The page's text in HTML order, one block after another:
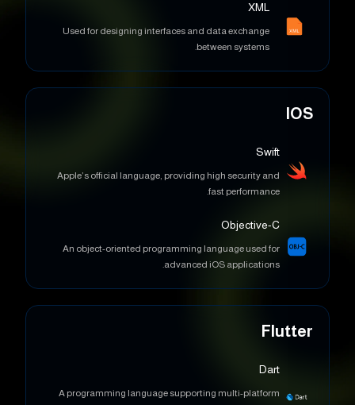
XML
Used for designing interfaces and data exchange
between systems.
IOS
Swift
Apple’s official language, providing high security and
fast performance.
Objective-C
An object-oriented programming language used for
advanced iOS applications.
Flutter
Dart
A programming language supporting multi-platform